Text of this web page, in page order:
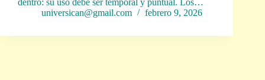
dentro: su uso debe ser temporal y puntual. Los…
universican@gmail.com
febrero 9, 2026